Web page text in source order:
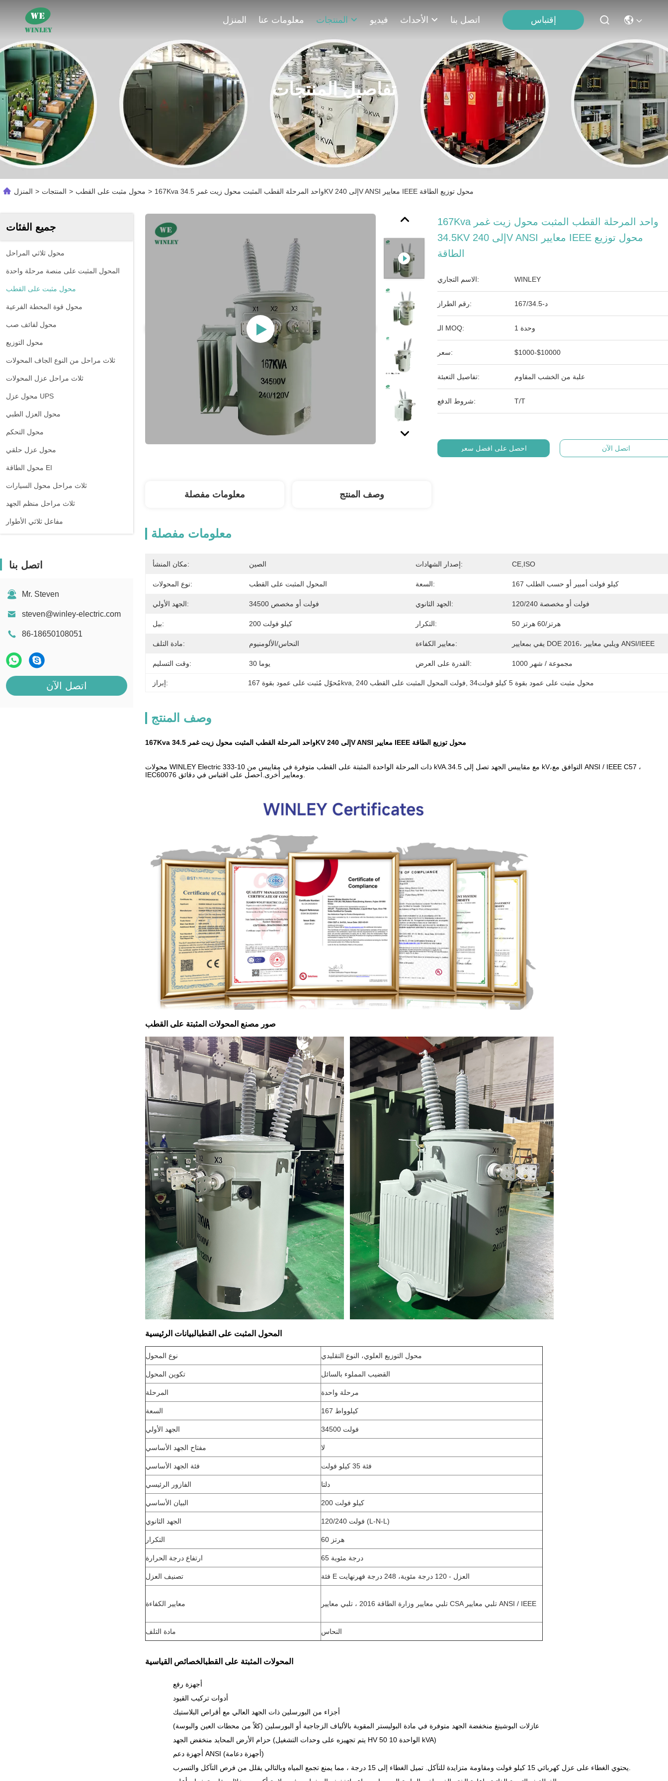
المنزل معلومات عنا المنتجات فيديو الأحداث اتصل بنا إقتباس
تفاصيل المنتجات
المنزل > المنتجات > محول مثبت على القطب > 167Kva واحد المرحلة القطب المثبت محول زيت غمر 34.5KV إلى 240V ANSI معايير IEEE محول توزيع الطاقة
جميع الفئات
محول ثلاثي المراحل
المحول المثبت على منصة مرحلة واحدة
محول مثبت على القطب
محول قوة المحطة الفرعية
محول لفائف صب
محول التوزيع
ثلاث مراحل من النوع الجاف المحولات
ثلاث مراحل عزل المحولات
محول عزل UPS
محول العزل الطبي
محول التحكم
محول عزل حلقي
محول الطاقة EI
ثلاث مراحل محول السيارات
ثلاث مراحل منظم الجهد
مفاعل ثلاثي الأطوار
اتصل بنا
Mr. Steven
steven@winley-electric.com
86-18650108051
اتصل الآن
167Kva واحد المرحلة القطب المثبت محول زيت غمر
34.5KV إلى 240V ANSI معايير IEEE محول توزيع
الطاقة
الاسم التجاري: WINLEY
رقم الطراز: د-167/34.5
الـ MOQ: وحدة 1
سعر: $1000-$10000
تفاصيل التعبئة: علبة من الخشب المقاوم
شروط الدفع: T/T
احصل على افضل سعر اتصل الآن
معلومات مفصلة وصف المنتج
معلومات مفصلة
مكان المنشأ: الصين إصدار الشهادات: CE,ISO
نوع المحولات: المحول المثبت على القطب السعة: 167 كيلو فولت أمبير أو حسب الطلب
الجهد الأولي: 34500 فولت أو مخصص الجهد الثانوي: 120/240 فولت أو مخصصة
بيل: 200 كيلو فولت التكرار: 50 هرتز/60 هرتز
مادة التلف: النحاس/الألومنيوم معايير الكفاءة: يفي بمعايير DOE 2016، ويلبي معايير ANSI/IEEE
وقت التسليم: 30 يوما القدرة على العرض: 1000 مجموعة / شهر
إبراز: مُحوّل مُثبت على عمود بقوة 167kva 240 فولت المحول المثبت على القطب , 34محول مثبت على عمود بقوة 5 كيلو فولت
وصف المنتج
167Kva واحد المرحلة القطب المثبت محول زيت غمر 34.5KV إلى 240V ANSI معايير IEEE محول توزيع الطاقة
محولات WINLEY Electric ذات المرحلة الواحدة المثبتة على القطب متوفرة في مقاييس من 10-333 kVA.مع مقاييس الجهد تصل إلى 34.5 kV،التوافق مع ANSI / IEEE C57 ،
صور مصنع المحولات المثبتة على القطب
المحول المثبت على القطبالبيانات الرئيسية
نوع المحول محول التوزيع العلوي، النوع التقليدي
تكوين المحول القضيب المملوء بالسائل
المرحلة مرحلة واحدة
السعة 167 كيلوواط
الجهد الأولي 34500 فولت
مفتاح الجهد الأساسي لا
فئة الجهد الأساسي فئة 35 كيلو فولت
الفازور الرئيسي دلتا
البيان الأساسي 200 كيلو فولت
الجهد الثانوي 120/240 فولت (L-N-L)
التكرار 60 هرتز
ارتفاع درجة الحرارة 65 درجة مئوية
تصنيف العزل فئة E العزل - 120 درجة مئوية، 248 درجة فهرنهايت
معايير الكفاءة تلبي معايير وزارة الطاقة 2016 ، تلبي معايير CSA تلبي معايير ANSI / IEEE
مادة التلف النحاس
المحولات المثبتة على القطبالخصائص القياسية
أجهزة رفع
أدوات تركيب القيود
أجزاء من البورسلين ذات الجهد العالي مع أقراص البلاستيك
عازلات البوشينغ منخفضة الجهد متوفرة في مادة البوليستر المقوية بالألياف الزجاجية أو البورسلين (كلاً من محطات العين والبوسة)
حزام الأرض المحايد منخفض الجهد (يتم تجهيزه على وحدات التشغيل HV الواحدة 10 50 kVA)
أجهزة دعم ANSI (أجهزة دعامة)